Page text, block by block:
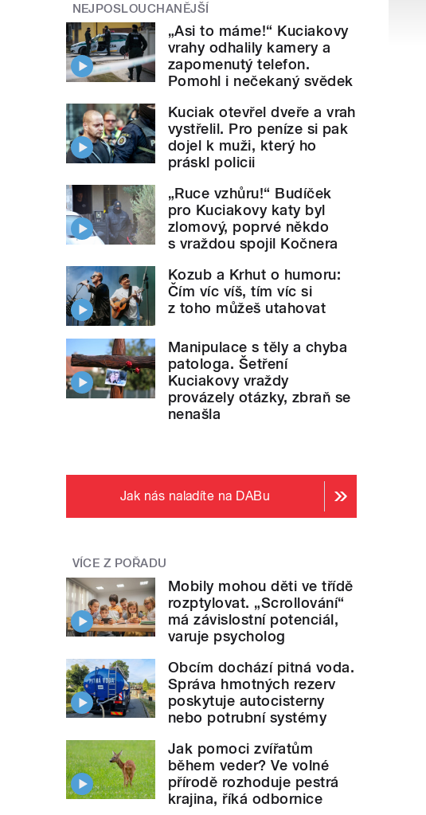
NEJPOSLOUCHANĚJŠÍ
„Asi to máme!“ Kuciakovy
vrahy odhalily kamery a
zapomenutý telefon.
Pomohl i nečekaný svědek
Kuciak otevřel dveře a vrah
vystřelil. Pro peníze si pak
dojel k muži, který ho
práskl policii
„Ruce vzhůru!“ Budíček
pro Kuciakovy katy byl
zlomový, poprvé někdo
s vraždou spojil Kočnera
Kozub a Krhut o humoru:
Čím víc víš, tím víc si
z toho můžeš utahovat
Manipulace s těly a chyba
patologa. Šetření
Kuciakovy vraždy
provázely otázky, zbraň se
nenašla
Jak nás naladíte na DABu
VÍCE Z POŘADU
Mobily mohou děti ve třídě
rozptylovat. „Scrollování“
má závislostní potenciál,
varuje psycholog
Obcím dochází pitná voda.
Správa hmotných rezerv
poskytuje autocisterny
nebo potrubní systémy
Jak pomoci zvířatům
během veder? Ve volné
přírodě rozhoduje pestrá
krajina, říká odbornice